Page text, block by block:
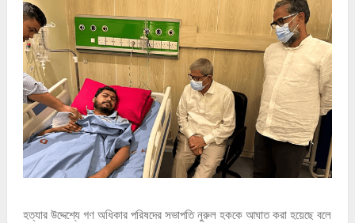
হত্যার উদ্দেশ্যে গণ অধিকার পরিষদের সভাপতি নুরুল হককে আঘাত করা হয়েছে বলে